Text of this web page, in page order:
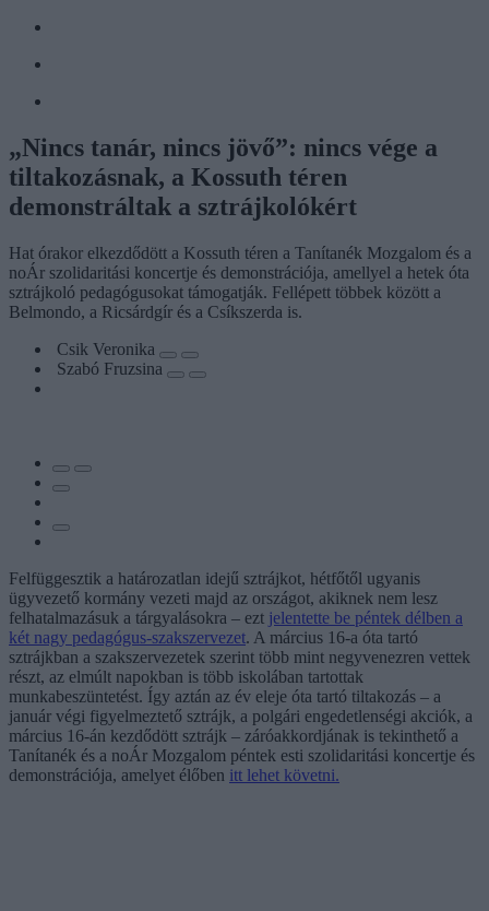
„Nincs tanár, nincs jövő”: nincs vége a
tiltakozásnak, a Kossuth téren
demonstráltak a sztrájkolókért
Hat órakor elkezdődött a Kossuth téren a Tanítanék Mozgalom és a
noÁr szolidaritási koncertje és demonstrációja, amellyel a hetek óta
sztrájkoló pedagógusokat támogatják. Fellépett többek között a
Belmondo, a Ricsárdgír és a Csíkszerda is.
Csik Veronika
Szabó Fruzsina
Felfüggesztik a határozatlan idejű sztrájkot, hétfőtől ugyanis
ügyvezető kormány vezeti majd az országot, akiknek nem lesz
felhatalmazásuk a tárgyalásokra – ezt jelentette be péntek délben a
két nagy pedagógus-szakszervezet. A március 16-a óta tartó
sztrájkban a szakszervezetek szerint több mint negyvenezren vettek
részt, az elmúlt napokban is több iskolában tartottak
munkabeszüntetést. Így aztán az év eleje óta tartó tiltakozás – a
január végi figyelmeztető sztrájk, a polgári engedetlenségi akciók, a
március 16-án kezdődött sztrájk – záróakkordjának is tekinthető a
Tanítanék és a noÁr Mozgalom péntek esti szolidaritási koncertje és
demonstrációja, amelyet élőben itt lehet követni.